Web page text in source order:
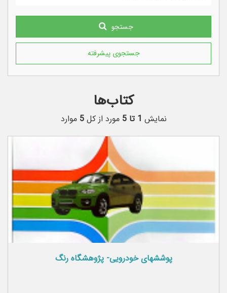
جستجو
جستجوی پیشرفته
کتاب‌ها
نمایش 1 تا 5 مورد از کل5 موارد
پوشش­های خودرویی- پژوهشگاه رنگ